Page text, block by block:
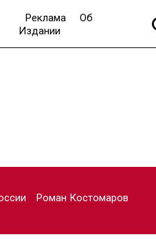
Реклама
Об
Издании
Роман Костомаров